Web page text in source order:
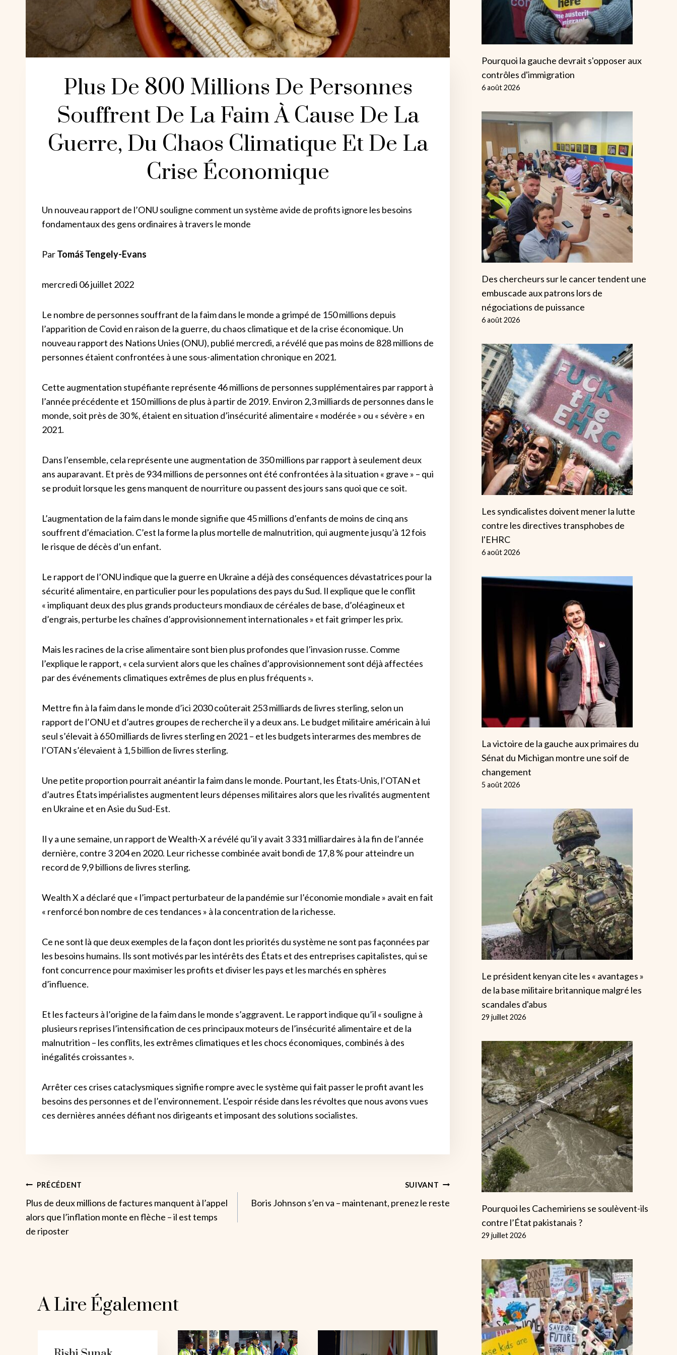
Plus De 800 Millions De Personnes
Souffrent De La Faim À Cause De La
Guerre, Du Chaos Climatique Et De La
Crise Économique
Un nouveau rapport de l’ONU souligne comment un système avide de profits ignore les besoins
fondamentaux des gens ordinaires à travers le monde
ParTomáš Tengely-Evans
mercredi 06 juillet 2022
Le nombre de personnes souffrant de la faim dans le monde a grimpé de 150 millions depuis
l’apparition de Covid en raison de la guerre, du chaos climatique et de la crise économique. Un
nouveau rapport des Nations Unies (ONU), publié mercredi, a révélé que pas moins de 828 millions de
personnes étaient confrontées à une sous-alimentation chronique en 2021.
Cette augmentation stupéfiante représente 46 millions de personnes supplémentaires par rapport à
l’année précédente et 150 millions de plus à partir de 2019. Environ 2,3 milliards de personnes dans le
monde, soit près de 30 %, étaient en situation d’insécurité alimentaire « modérée » ou « sévère » en
2021.
Dans l’ensemble, cela représente une augmentation de 350 millions par rapport à seulement deux
ans auparavant. Et près de 934 millions de personnes ont été confrontées à la situation « grave » – qui
se produit lorsque les gens manquent de nourriture ou passent des jours sans quoi que ce soit.
L’augmentation de la faim dans le monde signifie que 45 millions d’enfants de moins de cinq ans
souffrent d’émaciation. C’est la forme la plus mortelle de malnutrition, qui augmente jusqu’à 12 fois
le risque de décès d’un enfant.
Le rapport de l’ONU indique que la guerre en Ukraine a déjà des conséquences dévastatrices pour la
sécurité alimentaire, en particulier pour les populations des pays du Sud. Il explique que le conflit
« impliquant deux des plus grands producteurs mondiaux de céréales de base, d’oléagineux et
d’engrais, perturbe les chaînes d’approvisionnement internationales » et fait grimper les prix.
Mais les racines de la crise alimentaire sont bien plus profondes que l’invasion russe. Comme
l’explique le rapport, « cela survient alors que les chaînes d’approvisionnement sont déjà affectées
par des événements climatiques extrêmes de plus en plus fréquents ».
Mettre fin à la faim dans le monde d’ici 2030 coûterait 253 milliards de livres sterling, selon un
rapport de l’ONU et d’autres groupes de recherche il y a deux ans. Le budget militaire américain à lui
seul s’élevait à 650 milliards de livres sterling en 2021 – et les budgets interarmes des membres de
l’OTAN s’élevaient à 1,5 billion de livres sterling.
Une petite proportion pourrait anéantir la faim dans le monde. Pourtant, les États-Unis, l’OTAN et
d’autres États impérialistes augmentent leurs dépenses militaires alors que les rivalités augmentent
en Ukraine et en Asie du Sud-Est.
Il y a une semaine, un rapport de Wealth-X a révélé qu’il y avait 3 331 milliardaires à la fin de l’année
dernière, contre 3 204 en 2020. Leur richesse combinée avait bondi de 17,8 % pour atteindre un
record de 9,9 billions de livres sterling.
Wealth X a déclaré que « l’impact perturbateur de la pandémie sur l’économie mondiale » avait en fait
« renforcé bon nombre de ces tendances » à la concentration de la richesse.
Ce ne sont là que deux exemples de la façon dont les priorités du système ne sont pas façonnées par
les besoins humains. Ils sont motivés par les intérêts des États et des entreprises capitalistes, qui se
font concurrence pour maximiser les profits et diviser les pays et les marchés en sphères
d’influence.
Et les facteurs à l’origine de la faim dans le monde s’aggravent. Le rapport indique qu’il « souligne à
plusieurs reprises l’intensification de ces principaux moteurs de l’insécurité alimentaire et de la
malnutrition – les conflits, les extrêmes climatiques et les chocs économiques, combinés à des
inégalités croissantes ».
Arrêter ces crises cataclysmiques signifie rompre avec le système qui fait passer le profit avant les
besoins des personnes et de l’environnement. L’espoir réside dans les révoltes que nous avons vues
ces dernières années défiant nos dirigeants et imposant des solutions socialistes.
Navigation
De
L’article
PRÉCÉDENT
Plus de deux millions de factures manquent à l’appel
alors que l’inflation monte en flèche – il est temps
de riposter
SUIVANT
Boris Johnson s’en va – maintenant, prenez le reste
A Lire Également
Pourquoi la gauche devrait s'opposer aux
contrôles d'immigration
6 août 2026
Des chercheurs sur le cancer tendent une
embuscade aux patrons lors de
négociations de puissance
6 août 2026
Les syndicalistes doivent mener la lutte
contre les directives transphobes de
l'EHRC
6 août 2026
La victoire de la gauche aux primaires du
Sénat du Michigan montre une soif de
changement
5 août 2026
Le président kenyan cite les « avantages »
de la base militaire britannique malgré les
scandales d'abus
29 juillet 2026
Pourquoi les Cachemiriens se soulèvent-ils
contre l’État pakistanais ?
29 juillet 2026